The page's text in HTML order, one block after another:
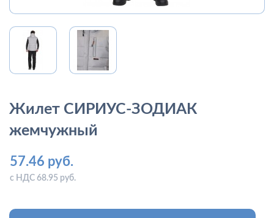
Жилет СИРИУС-ЗОДИАК
жемчужный
57.46 руб.
с НДС 68.95 руб.